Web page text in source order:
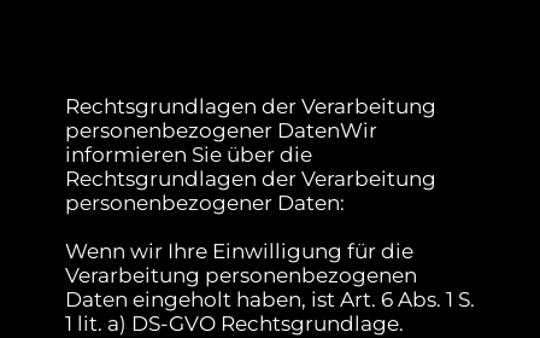
Rechtsgrundlagen der Verarbeitung
personenbezogener DatenWir
informieren Sie über die
Rechtsgrundlagen der Verarbeitung
personenbezogener Daten:
Wenn wir Ihre Einwilligung für die
Verarbeitung personenbezogenen
Daten eingeholt haben, ist Art. 6 Abs. 1 S.
1 lit. a) DS-GVO Rechtsgrundlage.